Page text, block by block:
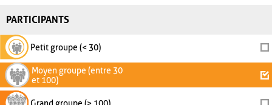
PARTICIPANTS
Petit groupe (< 30)
Moyen groupe (entre 30
et 100)
Grand groupe (> 100)